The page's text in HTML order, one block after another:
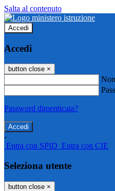
Salta al contenuto
Accedi
Accedi
button close ×
Password dimenticata?
-
Entra con SPID Entra con CIE
Seleziona utente
button close ×